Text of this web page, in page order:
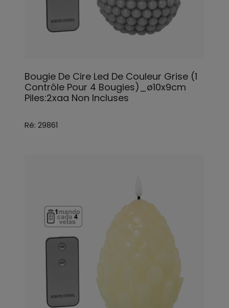
Bougie De Cire Led De Couleur Grise (1
Contrôle Pour 4 Bougies)_ø10x9cm
Piles:2xaa Non Incluses
Ré: 29861